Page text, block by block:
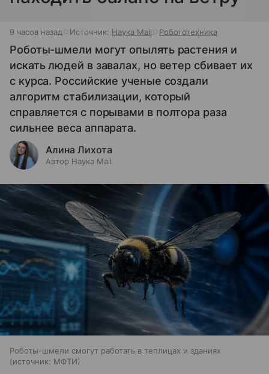
9 часов назад Источник: Наука Mail Робототехника
Роботы-шмели могут опылять растения и
искать людей в завалах, но ветер сбивает их
с курса. Российские ученые создали
алгоритм стабилизации, который
справляется с порывами в полтора раза
сильнее веса аппарата.
Алина Лихота
Автор Наука Mail
Роботы-шмели смогут работать в теплицах и зданиях
источник: МФТИ